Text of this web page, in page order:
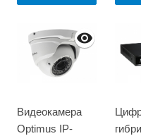
Видеокамера
Optimus IP-